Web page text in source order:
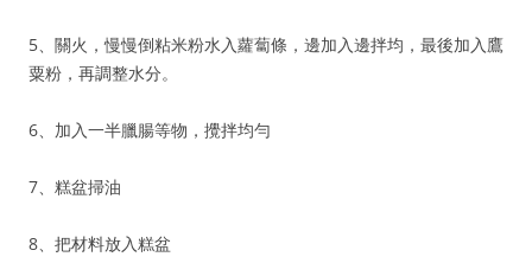
5、關火，慢慢倒粘米粉水入蘿蔔條，邊加入邊拌均，最後加入鷹
粟粉，再調整水分。
6、加入一半臘腸等物，攪拌均勻
7、糕盆掃油
8、把材料放入糕盆